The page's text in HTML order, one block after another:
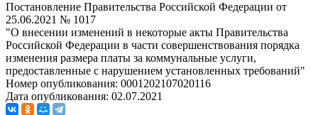
Постановление Правительства Российской Федерации от
25.06.2021 № 1017
"О внесении изменений в некоторые акты Правительства
Российской Федерации в части совершенствования порядка
изменения размера платы за коммунальные услуги,
предоставленные с нарушением установленных требований"
Номер опубликования: 0001202107020116
Дата опубликования: 02.07.2021